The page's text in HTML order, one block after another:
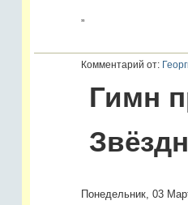
”
Комментарий от:
Гимн
Понедельник, 03